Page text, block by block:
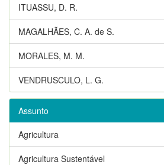
ITUASSU, D. R.
MAGALHÃES, C. A. de S.
MORALES, M. M.
VENDRUSCULO, L. G.
Assunto
Agricultura
Agricultura Sustentável